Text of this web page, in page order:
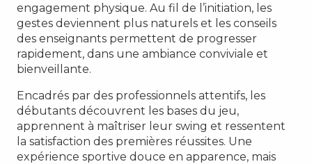
engagement physique. Au fil de l’initiation, les
gestes deviennent plus naturels et les conseils
des enseignants permettent de progresser
rapidement, dans une ambiance conviviale et
bienveillante.
Encadrés par des professionnels attentifs, les
débutants découvrent les bases du jeu,
apprennent à maîtriser leur swing et ressentent
la satisfaction des premières réussites. Une
expérience sportive douce en apparence, mais